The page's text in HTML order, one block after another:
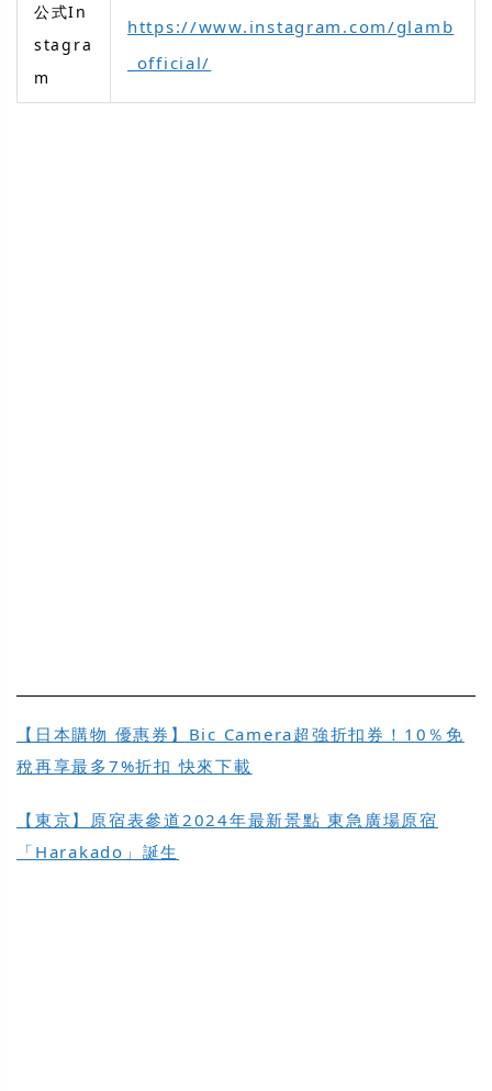
公式In
stagra
m
https://www.instagram.com/glamb
_official/
【日本購物 優惠券】Bic Camera超強折扣券！10％免
稅再享最多7%折扣 快來下載
【東京】原宿表參道2024年最新景點 東急廣場原宿
「Harakado」誕生